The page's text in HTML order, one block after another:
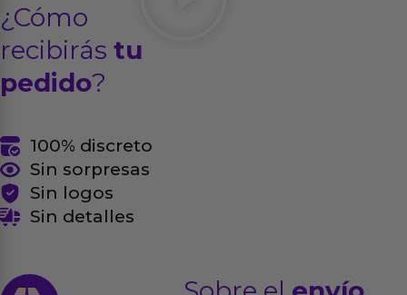
¿Cómo
recibirás tu
pedido?
100% discreto
Sin sorpresas
Sin logos
Sin detalles